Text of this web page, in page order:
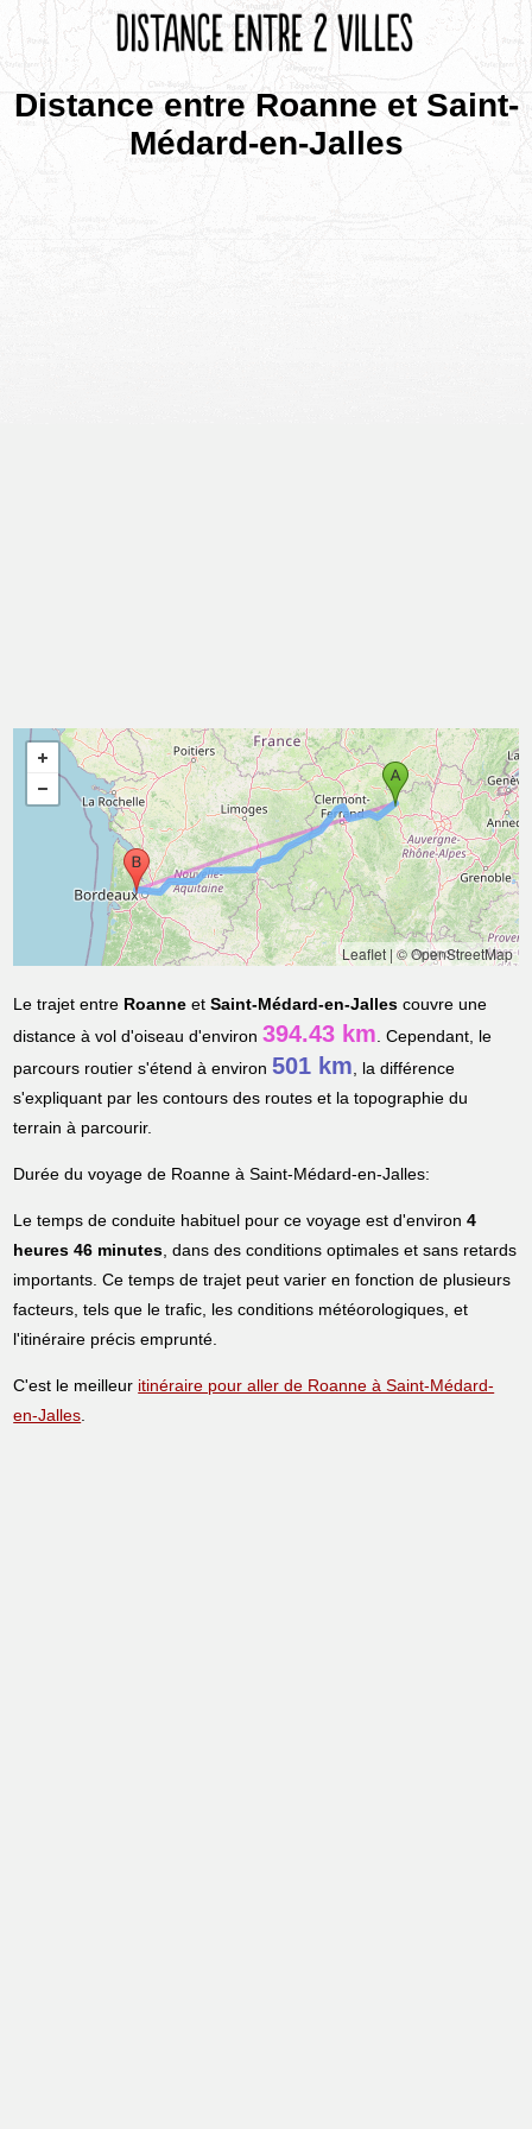
Distance entre Roanne et Saint-
Médard-en-Jalles
Leaflet|© OpenStreetMap
Le trajet entre Roanne etSaint-Médard-en-Jalles couvre une
distance à vol d'oiseau d'environ394.43 km. Cependant, le
parcours routier s'étend à environ501 km, la différence
s'expliquant par les contours des routes et la topographie du
terrain à parcourir.
Durée du voyage de Roanne à Saint-Médard-en-Jalles:
Le temps de conduite habituel pour ce voyage est d'environ4
heures 46 minutes, dans des conditions optimales et sans retards
importants. Ce temps de trajet peut varier en fonction de plusieurs
facteurs, tels que le trafic, les conditions météorologiques, et
l'itinéraire précis emprunté.
C'est le meilleur itinéraire pour aller de Roanne à Saint-Médard-
en-Jalles.